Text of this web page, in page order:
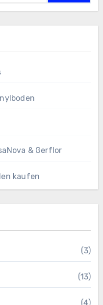
& Gerflor
kaufen
(3)
(13)
(4)